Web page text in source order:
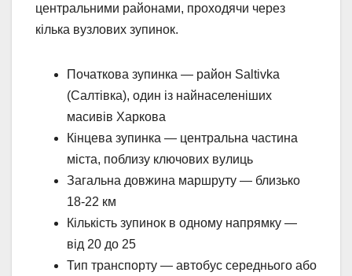
центральними районами, проходячи через
кілька вузлових зупинок.
Початкова зупинка — район Saltivka
(Салтівка), один із найнаселеніших
масивів Харкова
Кінцева зупинка — центральна частина
міста, поблизу ключових вулиць
Загальна довжина маршруту — близько
18-22 км
Кількість зупинок в одному напрямку —
від 20 до 25
Тип транспорту — автобус середнього або